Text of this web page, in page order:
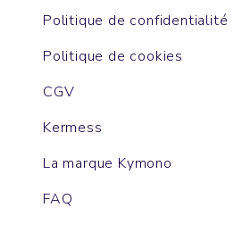
Politique de confidentialité
Politique de cookies
CGV
Kermess
La marque Kymono
FAQ